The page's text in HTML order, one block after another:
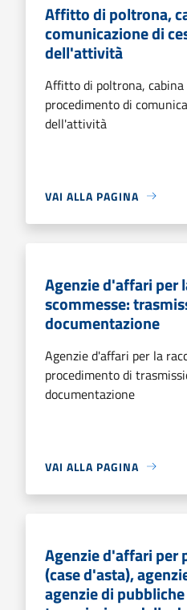
Affitto di poltrona,
comunicazione di
dell'attività
Affitto di poltrona, cabina
procedimento di
dell'attività
VAI ALLA PAGINA
Agenzie d'affari per
scommesse:
documentazione
Agenzie d'affari per la
procedimento di
documentazione
VAI ALLA PAGINA
Agenzie d'affari per
(case d'asta),
agenzie di